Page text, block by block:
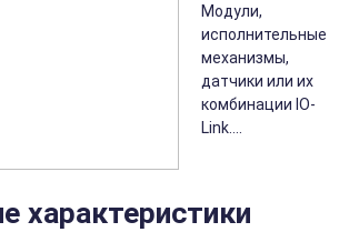
Модули,
исполнительные
механизмы,
датчики или их
комбинации IO-
Link....
характеристики